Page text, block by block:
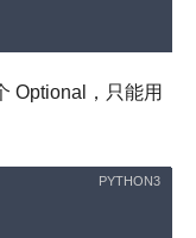
Optional，只能用